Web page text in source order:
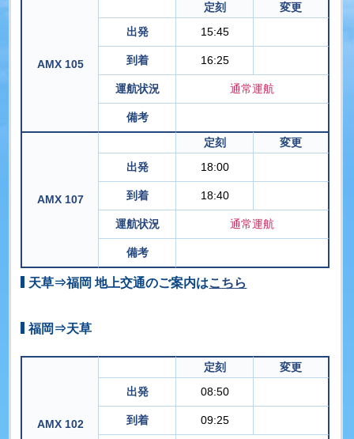
AMX 105
定刻
変更
出発
15:45
到着 16:25
運航状況 通常運航
備考
AMX 107
定刻
変更
出発
18:00
到着 18:40
運航状況 通常運航
備考
天草⇒福岡 地上交通のご案内はこちら
福岡⇒天草
AMX 102
定刻
変更
出発
08:50
到着 09:25